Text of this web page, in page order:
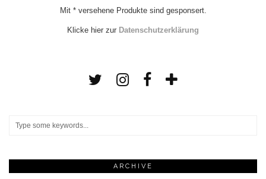
Mit * versehene Produkte sind gesponsert.
Klicke hier zur Datenschutzerklärung
ARCHIVE